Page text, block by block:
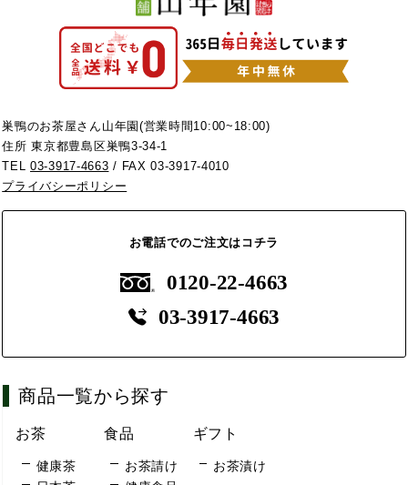
巣鴨のお茶屋さん山年園(営業時間10:00~18:00)
住所 東京都豊島区巣鴨3-34-1
TEL03-3917-4663 / FAX 03-3917-4010
プライバシーポリシー
お電話でのご注文はコチラ
0120-22-4663
03-3917-4663
商品一覧から探す
お茶
健康茶
食品
お茶請け
ギフト
お茶漬け